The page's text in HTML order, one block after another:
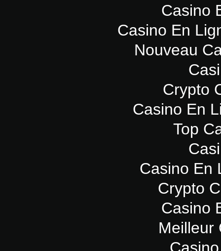
Casino
Casino En
Nouveau
Crypto
Casino En
Top
Casino En
Crypto
Casino
Meilleur